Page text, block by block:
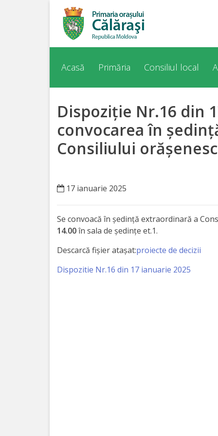
orașul
Călărași
Orașului
Regulamente
înfrățite
Strategii
Acasă Primăria Consiliul local
Dispoziție Nr.16 din
convocarea în
Consiliului
17 ianuarie 2025
Se convoacă în ședință extraordinară a
14.00în sala de ședințe et.1.
Descarcă fișier atașat:proiecte de decizii
Dispozitie Nr.16 din 17 ianuarie 2025